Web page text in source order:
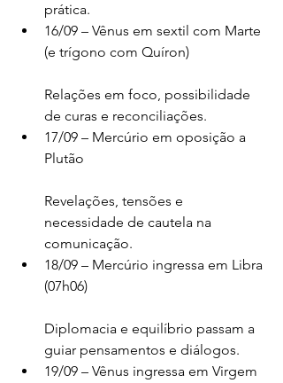
prática.
16/09 – Vênus em sextil com Marte
(e trígono com Quíron)
Relações em foco, possibilidade
de curas e reconciliações.
17/09 – Mercúrio em oposição a
Plutão
Revelações, tensões e
necessidade de cautela na
comunicação.
18/09 – Mercúrio ingressa em Libra
(07h06)
Diplomacia e equilíbrio passam a
guiar pensamentos e diálogos.
19/09 – Vênus ingressa em Virgem